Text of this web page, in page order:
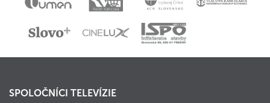
SPOLOČNÍCI TELEVÍZIE